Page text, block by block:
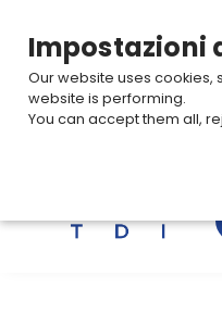
Impostazioni
Our website uses
website is performing.
You can accept them all,